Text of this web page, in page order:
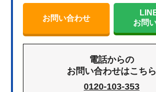
お問い合わせ
お問
電話からの
お問い合わせはこちら
0120-103-353